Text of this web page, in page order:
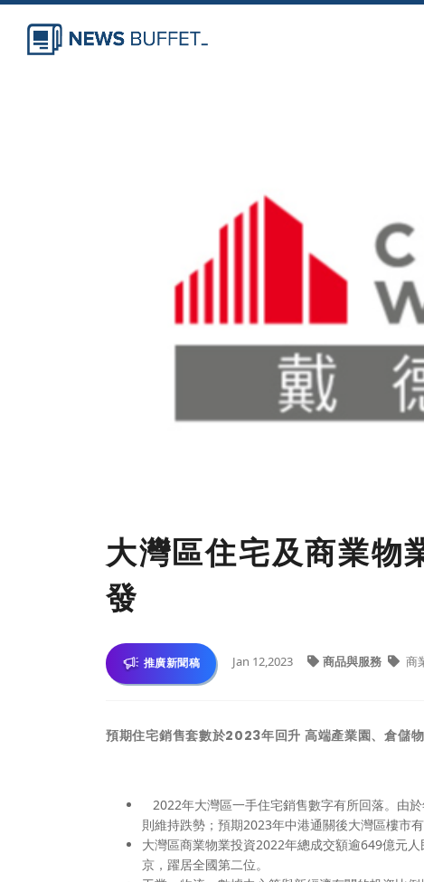
大灣區住宅及商業物
發
推廣新聞稿 Jan 12,2023 商品與服務 商
預期住宅銷售套數於2023年回升 高端產業園、倉儲
2022年大灣區一手住宅銷售數字有所回落。由
則維持跌勢；預期2023年中港通關後大灣區樓市有
大灣區商業物業投資2022年總成交額逾649億元
京，躍居全國第二位。